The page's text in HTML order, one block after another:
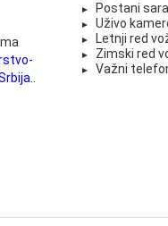
Postani
Uživo
Letnji red
Zimski red
Važni